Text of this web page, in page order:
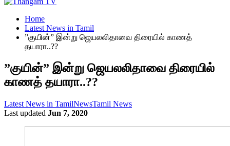
Home
Latest News in Tamil
”குயின்” இன்று ஜெயலலிதாவை திரையில் காணத்
தயாரா..??
”குயின்” இன்று ஜெயலலிதாவை திரையில்
காணத் தயாரா..??
Latest News in TamilNewsTamil News
Last updated Jun 7, 2020